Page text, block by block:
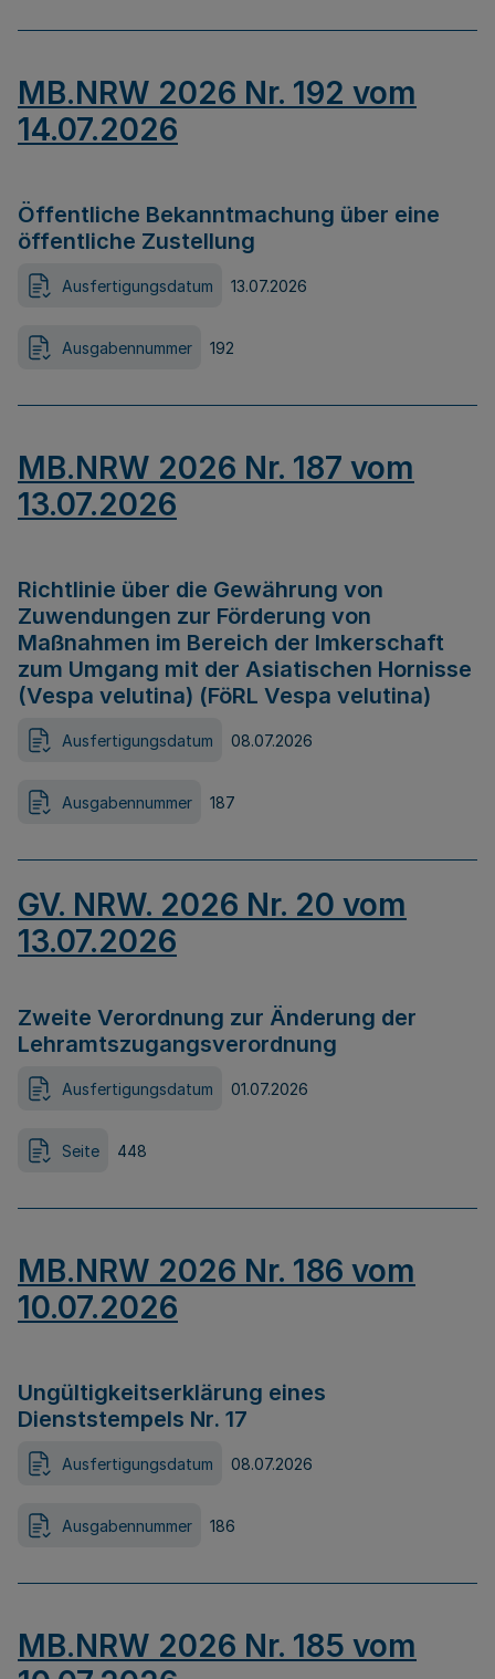
MB.NRW 2026 Nr. 192 vom
14.07.2026
Öffentliche Bekanntmachung über eine
öffentliche Zustellung
Ausfertigungsdatum 13.07.2026
Ausgabennummer 192
MB.NRW 2026 Nr. 187 vom
13.07.2026
Richtlinie über die Gewährung von
Zuwendungen zur Förderung von
Maßnahmen im Bereich der Imkerschaft
zum Umgang mit der Asiatischen Hornisse
(Vespa velutina) (FöRL Vespa velutina)
Ausfertigungsdatum 08.07.2026
Ausgabennummer 187
GV. NRW. 2026 Nr. 20 vom
13.07.2026
Zweite Verordnung zur Änderung der
Lehramtszugangsverordnung
Ausfertigungsdatum 01.07.2026
Seite 448
MB.NRW 2026 Nr. 186 vom
10.07.2026
Ungültigkeitserklärung eines
Dienststempels Nr. 17
Ausfertigungsdatum 08.07.2026
Ausgabennummer 186
MB.NRW 2026 Nr. 185 vom